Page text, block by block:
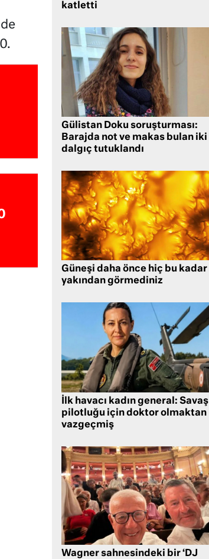
katletti
Gülistan Doku soruşturması:
Barajda not ve makas bulan iki
dalgıç tutuklandı
Güneşi daha önce hiç bu kadar
yakından görmediniz
İlk havacı kadın general: Savaş
pilotluğu için doktor olmaktan
vazgeçmiş
Wagner sahnesindeki bir ‘DJ